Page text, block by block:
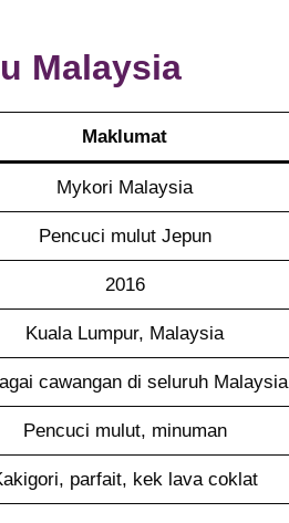
Malaysia
Maklumat
Mykori Malaysia
Pencuci mulut Jepun
2016
Kuala Lumpur, Malaysia
cawangan di seluruh Malaysia
Pencuci mulut, minuman
parfait, kek lava coklat